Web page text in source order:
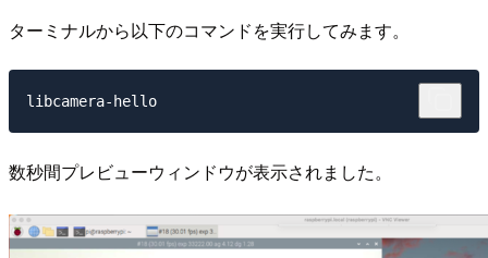
ターミナルから以下のコマンドを実行してみます。
数秒間プレビューウィンドウが表示されました。